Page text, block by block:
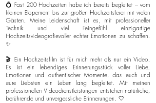
💍 Fast 200 Hochzeiten habe ich bereits begleitet – vom
kleinen Elopement bis zur großen Hochzeitsfeier mit vielen
Gästen. Meine Leidenschaft ist es, mit professioneller
Technik und viel Feingefühl einzigartige
Hochzeitsvideografievoller echter Emotionen zu schaffen.
✨
🎬 Ein Hochzeitsfilm ist für mich mehr als nur ein Video.
Es ist ein lebendiges Erinnerungsstück voller Liebe,
Emotionen und authentischer Momente, das euch und
eure Liebsten ein Leben lang begleitet. Mit meinen
professionellen Videodienstleistungen entstehen natürliche,
berührende und unvergessliche Erinnerungen. 🤍